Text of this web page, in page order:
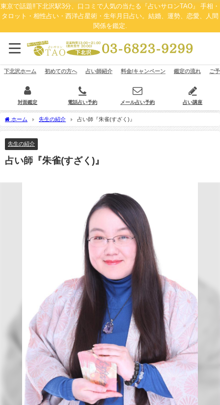
東京で話題‼下北沢駅3分、口コミで人気の当たる『占いサロンTAO』 手相・
タロット・相性占い・西洋占星術・生年月日占い。結婚、運勢、恋愛、人間
関係を鑑定.
下北沢ホーム 初めての方へ 占い師紹介 料金/キャンペーン 鑑定の流れ ご
対面鑑定 電話占い予約 メール占い予約 占い講座
ホーム 先生の紹介 占い師『朱雀(すざく)』
先生の紹介
占い師『朱雀(すざく)』